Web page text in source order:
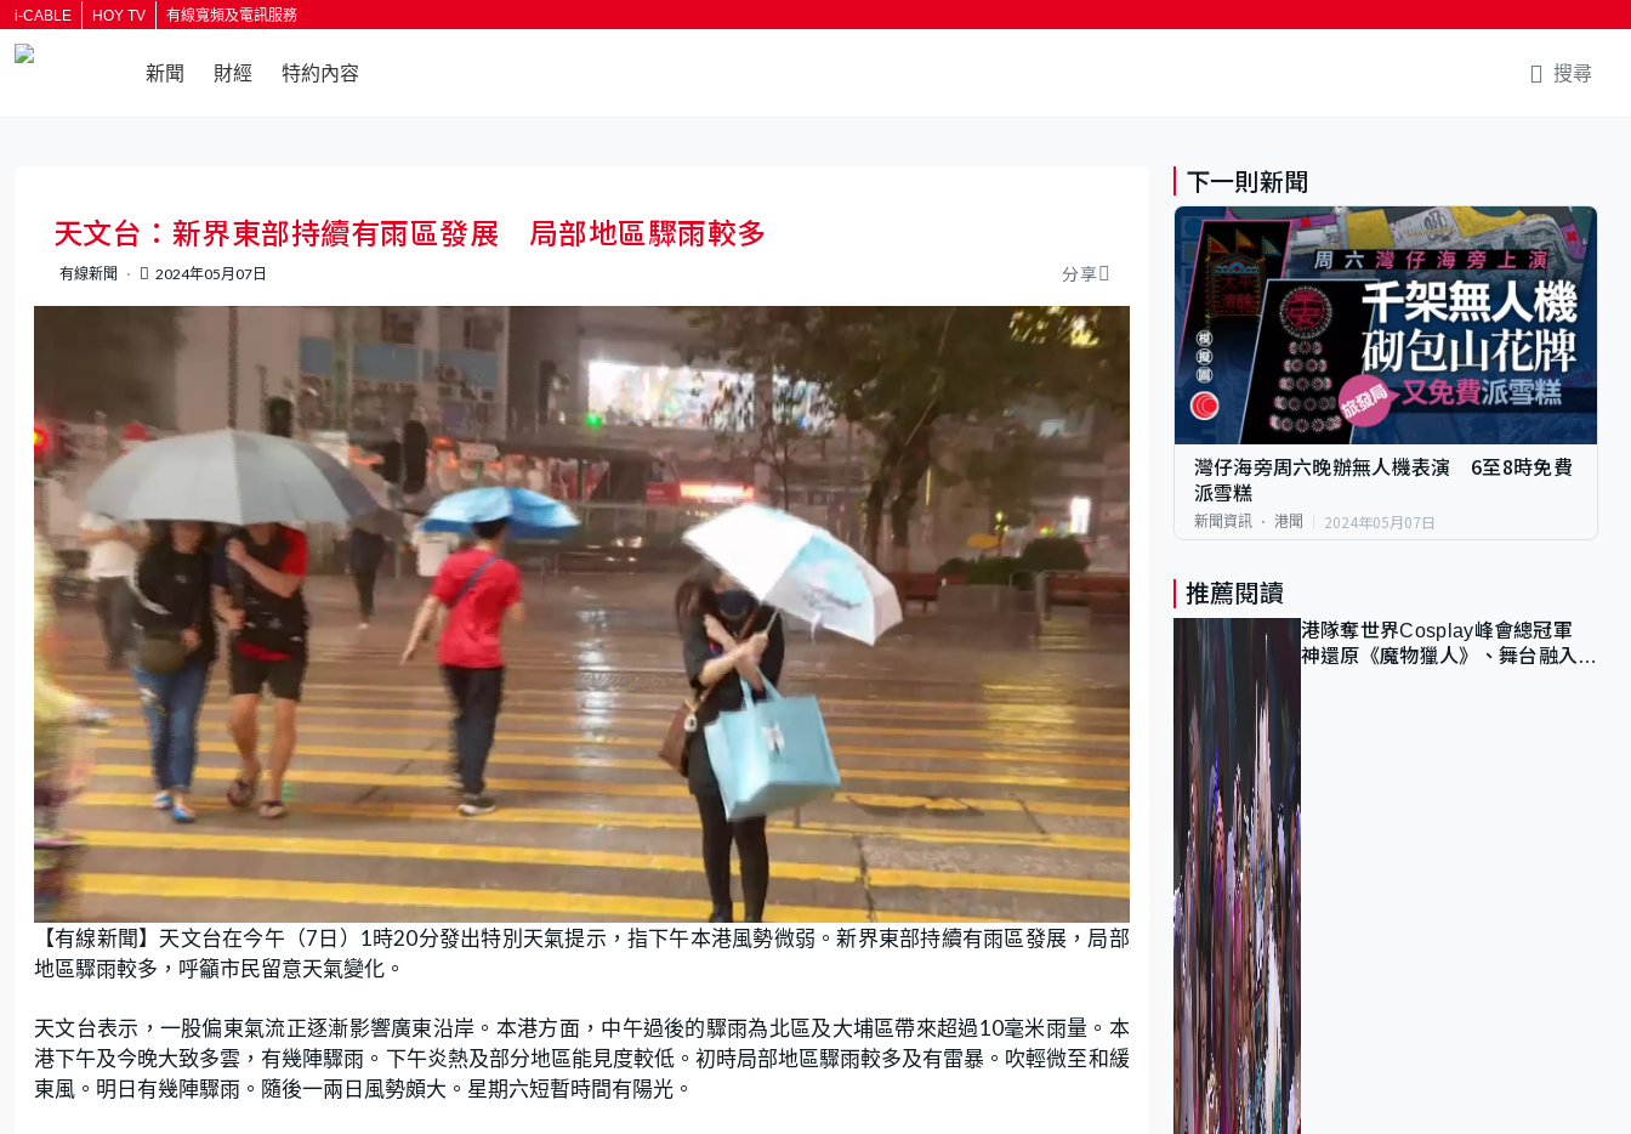
i-CABLE HOY TV 有線寬頻及電訊服務
新聞 財經 特約內容 搜尋
天文台：新界東部持續有雨區發展 局部地區驟雨較多
有線新聞 2024年05月07日 分享
【有線新聞】天文台在今午（7日）1時20分發出特別天氣提示，指下午本港風勢微弱。新界東部持續有雨區發展，局部
地區驟雨較多，呼籲市民留意天氣變化。
天文台表示，一股偏東氣流正逐漸影響廣東沿岸。本港方面，中午過後的驟雨為北區及大埔區帶來超過10毫米雨量。本
港下午及今晚大致多雲，有幾陣驟雨。下午炎熱及部分地區能見度較低。初時局部地區驟雨較多及有雷暴。吹輕微至和緩
東風。明日有幾陣驟雨。隨後一兩日風勢頗大。星期六短暫時間有陽光。
下一則新聞
灣仔海旁周六晚辦無人機表演 6至8時免費
派雪糕
新聞資訊 港聞 2024年05月07日
推薦閱讀
港隊奪世界Cosplay峰會總冠軍
神還原《魔物獵人》、舞台融入獅